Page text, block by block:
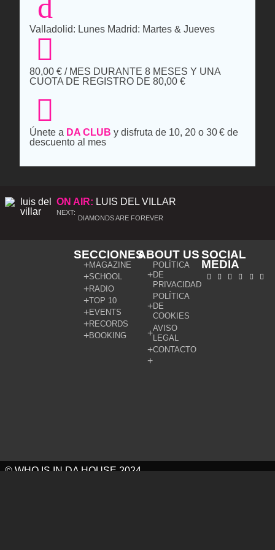
Valladolid: Lunes Madrid: Martes & Jueves
80,00 € / MES DURANTE 8 MESES Y UNA
CUOTA DE REGISTRO DE 80,00 €
Únete a DA CLUB y disfruta de 10, 20 o 30 € de
descuento al mes
ON AIR: LUIS DEL VILLAR
NEXT:
DIAMONDS ARE FOREVER
SECCIONES
MAGAZINE
SCHOOL
RADIO
TOP 10
EVENTS
RECORDS
BOOKING
ABOUT US
POLÍTICA
DE
PRIVACIDAD
POLÍTICA
DE
COOKIES
AVISO
LEGAL
CONTACTO
SOCIAL
MEDIA
© WHO IS IN DA HOUSE 2024